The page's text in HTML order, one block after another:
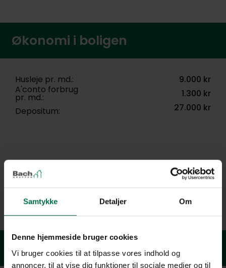
Samtykke Detaljer Om
Denne hjemmeside bruger cookies
Vi bruger cookies til at tilpasse vores indhold og
annoncer, til at vise dig funktioner til sociale medier og til
Økonomi i boligen
Husleje pr. md.:
9.000 kr
A'conto forbrug
pr. md.:
1.300 kr
Depositum:
27.000 kr
Boligstøtte udregner